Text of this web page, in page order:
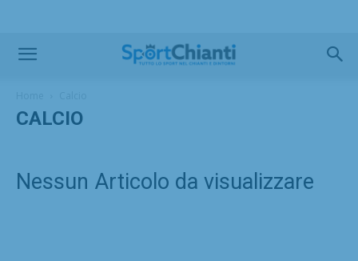
CALCIO
Nessun Articolo da visualizzare